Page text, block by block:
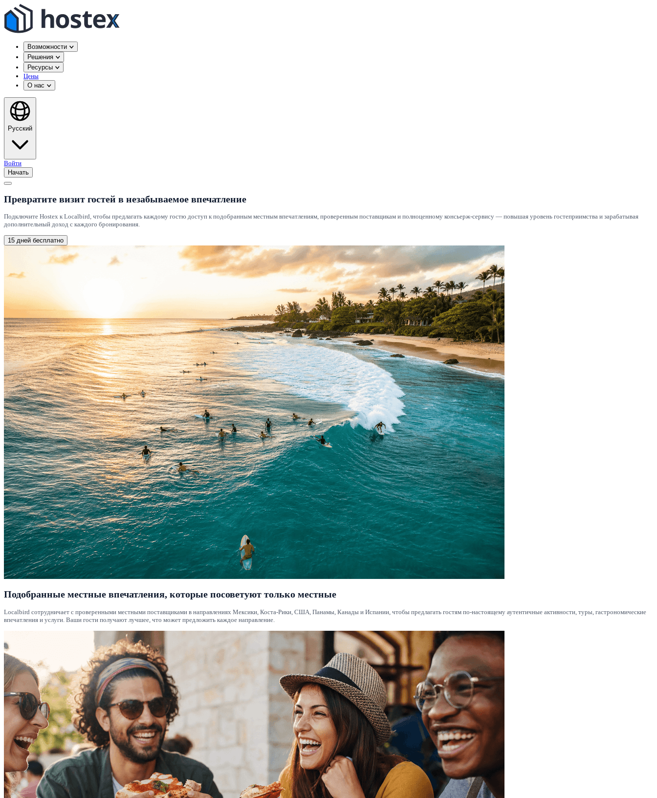
Возможности
Решения
Ресурсы
Цены
О нас
Русский
Войти
Начать
Превратите визит гостей в незабываемое впечатление
Подключите Hostex к Localbird, чтобы предлагать каждому гостю доступ к подобранным местным впечатлениям, проверенным поставщикам и полноценному консьерж-сервису — повышая уровень гостеприимства и зарабатывая
дополнительный доход с каждого бронирования.
15 дней бесплатно
Подобранные местные впечатления, которые посоветуют только местные
Localbird сотрудничает с проверенными местными поставщиками в направлениях Мексики, Коста-Рики, США, Панамы, Канады и Испании, чтобы предлагать гостям по-настоящему аутентичные активности, туры, гастрономические
впечатления и услуги. Ваши гости получают лучшее, что может предложить каждое направление.